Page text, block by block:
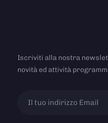
Iscriviti alla nostra
novità ed attività